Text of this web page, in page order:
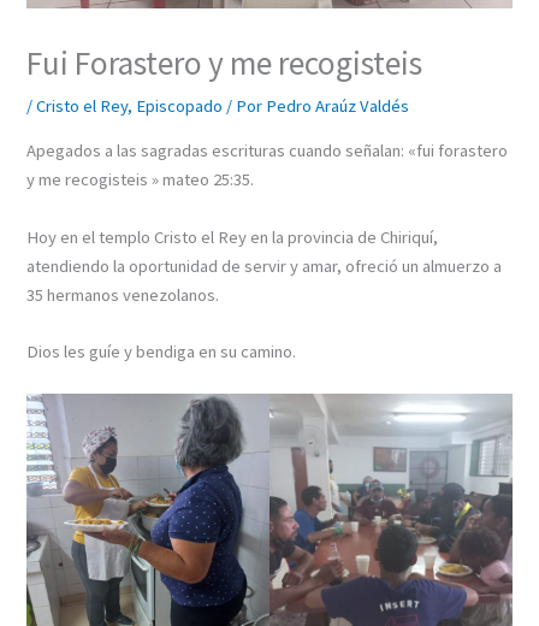
Fui Forastero y me recogisteis
/Cristo el Rey, Episcopado / Por Pedro Araúz Valdés
Apegados a las sagradas escrituras cuando señalan: «fui forastero
y me recogisteis » mateo 25:35.
Hoy en el templo Cristo el Rey en la provincia de Chiriquí,
atendiendo la oportunidad de servir y amar, ofreció un almuerzo a
35 hermanos venezolanos.
Dios les guíe y bendiga en su camino.